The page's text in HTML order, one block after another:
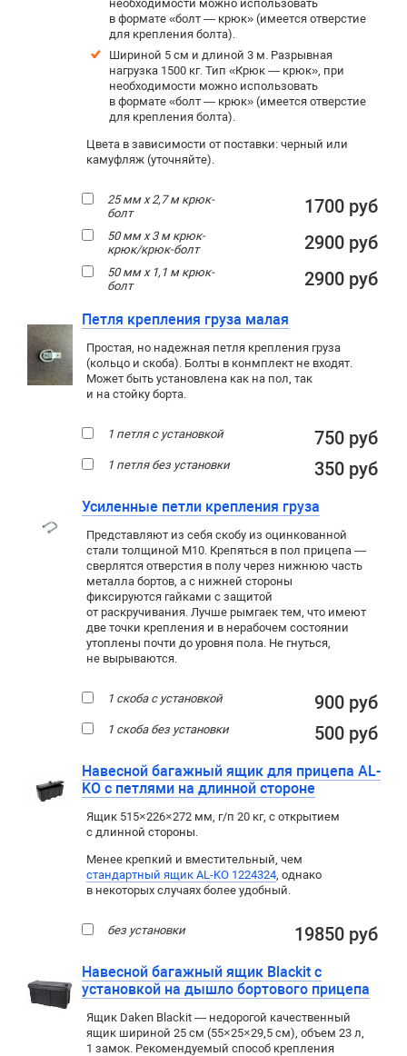
необходимости можно использовать
в формате «болт — крюк» (имеется отверстие
для крепления болта).
Шириной 5 см и длиной 3 м. Разрывная
нагрузка 1500 кг. Тип «Крюк — крюк», при
необходимости можно использовать
в формате «болт — крюк» (имеется отверстие
для крепления болта).
Цвета в зависимости от поставки: черный или
камуфляж (уточняйте).
25 мм х 2,7 м крюк-
болт
1700 руб
50 мм х 3 м крюк-
крюк/крюк-болт
2900 руб
50 мм х 1,1 м крюк-
болт
2900 руб
Петля крепления груза малая
Простая, но надежная петля крепления груза
(кольцо и скоба). Болты в конмплект не входят.
Может быть установлена как на пол, так
и на стойку борта.
1 петля с установкой 750 руб
1 петля без установки 350 руб
Усиленные петли крепления груза
Представляют из себя скобу из оцинкованной
стали толщиной М10. Крепяться в пол прицепа —
сверлятся отверстия в полу через нижнюю часть
металла бортов, а с нижней стороны
фиксируются гайками с защитой
от раскручивания. Лучше рымгаек тем, что имеют
две точки крепления и в нерабочем состоянии
утоплены почти до уровня пола. Не гнуться,
не вырываются.
1 скоба с установкой 900 руб
1 скоба без установки 500 руб
Навесной багажный ящик для прицепа AL-
KO с петлями на длинной стороне
Ящик 515×226×272 мм, г/п 20 кг, с открытием
с длинной стороны.
Менее крепкий и вместительный, чем
стандартный ящик AL-KO 1224324, однако
в некоторых случаях более удобный.
без установки 19850 руб
Навесной багажный ящик Blackit с
установкой на дышло бортового прицепа
Ящик Daken Blackit — недорогой качественный
ящик шириной 25 см (55×25×29,5 см), объем 23 л,
1 замок. Рекомендуемый способ крепления